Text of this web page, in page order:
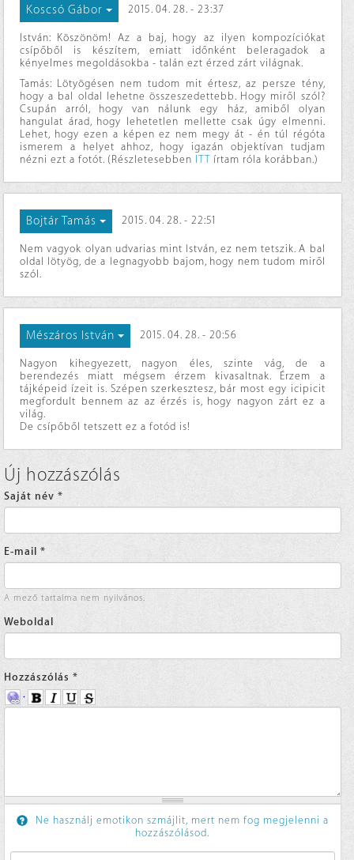
Koscsó Gábor 2015. 04. 28. - 23:37
István: Köszönöm! Az a baj, hogy az ilyen kompozíciókat
csípőből is készítem, emiatt időnként beleragadok a
kényelmes megoldásokba - talán ezt érzed zárt világnak.
Tamás: Lötyögésen nem tudom mit értesz, az persze tény,
hogy a bal oldal lehetne összeszedettebb. Hogy miről szól?
Csupán arról, hogy van nálunk egy ház, amiből olyan
hangulat árad, hogy lehetetlen mellette csak úgy elmenni.
Lehet, hogy ezen a képen ez nem megy át - én túl régóta
ismerem a helyet ahhoz, hogy igazán objektívan tudjam
nézni ezt a fotót. (Részletesebben ITT írtam róla korábban.)
Bojtár Tamás 2015. 04. 28. - 22:51
Nem vagyok olyan udvarias mint István, ez nem tetszik. A bal
oldal lötyög, de a legnagyobb bajom, hogy nem tudom miről
szól.
Mészáros István 2015. 04. 28. - 20:56
Nagyon kihegyezett, nagyon éles, szinte vág, de a
berendezés miatt mégsem érzem kivasaltnak. Érzem a
tájképeid ízeit is. Szépen szerkesztesz, bár most egy icipicit
megfordult bennem az az érzés is, hogy nagyon zárt ez a
világ.
De csípőből tetszett ez a fotód is!
Új hozzászólás
Saját név *
E-mail *
A mező tartalma nem nyilvános.
Weboldal
Hozzászólás *
Ne használj emotikon szmájlit, mert nem fog megjelenni a
hozzászólásod.